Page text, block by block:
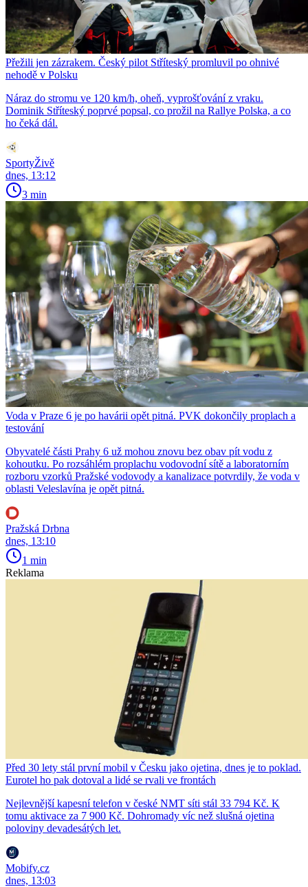
Přežili jen zázrakem. Český pilot Stříteský promluvil po ohnivé
nehodě v Polsku
Náraz do stromu ve 120 km/h, oheň, vyprošťování z vraku.
Dominik Stříteský poprvé popsal, co prožil na Rallye Polska, a co
ho čeká dál.
SportyŽivě
dnes, 13:12
3 min
Voda v Praze 6 je po havárii opět pitná. PVK dokončily proplach a
testování
Obyvatelé části Prahy 6 už mohou znovu bez obav pít vodu z
kohoutku. Po rozsáhlém proplachu vodovodní sítě a laboratorním
rozboru vzorků Pražské vodovody a kanalizace potvrdily, že voda v
oblasti Veleslavína je opět pitná.
Pražská Drbna
dnes, 13:10
1 min
Reklama
Před 30 lety stál první mobil v Česku jako ojetina, dnes je to poklad.
Eurotel ho pak dotoval a lidé se rvali ve frontách
Nejlevnější kapesní telefon v české NMT síti stál 33 794 Kč. K
tomu aktivace za 7 900 Kč. Dohromady víc než slušná ojetina
poloviny devadesátých let.
Mobify.cz
dnes, 13:03